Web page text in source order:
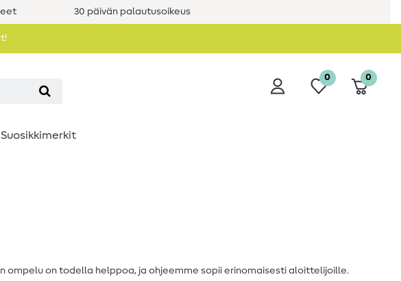
30 päivän palautusoikeus
0 0
Suosikkimerkit
ompelu on todella helppoa, ja ohjeemme sopii erinomaisesti aloittelijoille.